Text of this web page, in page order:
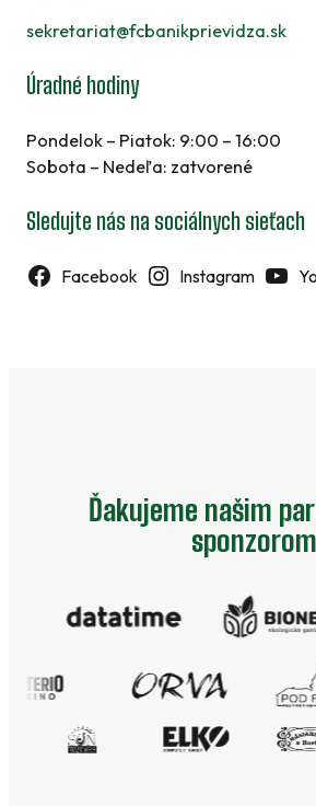
sekretariat@fcbanikprievidza.sk
Úradné hodiny
Pondelok – Piatok: 9:00 – 16:00
Sobota – Nedeľa: zatvorené
Sledujte nás na sociálnych sieťach
Facebook Instagram
Ďakujeme našim
sponzorom